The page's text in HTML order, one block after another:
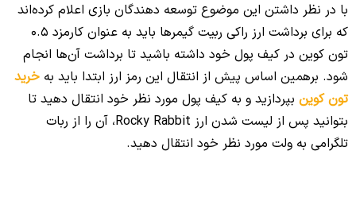
با در نظر داشتن این موضوع توسعه دهندگان بازی اعلام کرده‌اند
که برای برداشت ارز راکی ربیت گیمرها باید به عنوان کارمزد 0.5
تون کوین در کیف پول خود داشته باشید تا برداشت آن‌ها انجام
شود. برهمین اساس پیش از انتقال این رمز ارز ابتدا باید به خرید
تون کوین بپردازید و به کیف پول مورد نظر خود انتقال دهید تا
بتوانید پس از لیست شدن ارز Rocky Rabbit، آن را از ربات
تلگرامی به ولت مورد نظر خود انتقال دهید.